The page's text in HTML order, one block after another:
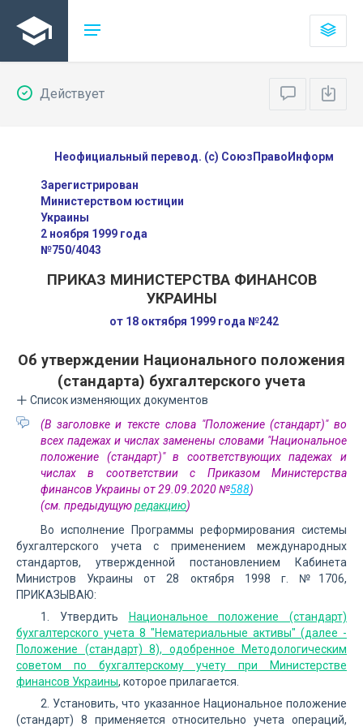
Действует
Неофициальный перевод. (с) СоюзПравоИнформ
Зарегистрирован
Министерством юстиции
Украины
2 ноября 1999 года
№750/4043
ПРИКАЗ МИНИСТЕРСТВА ФИНАНСОВ
УКРАИНЫ
от 18 октября 1999 года №242
Об утверждении Национального положения
(стандарта) бухгалтерского учета
Список изменяющих документов
(В заголовке и тексте слова "Положение (стандарт)" во
всех падежах и числах заменены словами "Национальное
положение (стандарт)" в соответствующих падежах и
числах в соответствии с Приказом Министерства
финансов Украины от 29.09.2020 №588)
(см. предыдущуюредакцию)
Во исполнение Программы реформирования системы
бухгалтерского учета с применением международных
стандартов, утвержденной постановлением Кабинета
Министров Украины от 28 октября 1998 г. №1706,
ПРИКАЗЫВАЮ:
1. Утвердить
Национальное положение (стандарт)
бухгалтерского учета 8 "Нематериальные активы" (далее -
Положение (стандарт) 8), одобренное Методологическим
советом по бухгалтерскому учету при Министерстве
финансов Украины, которое прилагается.
2. Установить, что указанное Национальное положение
(стандарт) 8 применяется относительно учета операций,